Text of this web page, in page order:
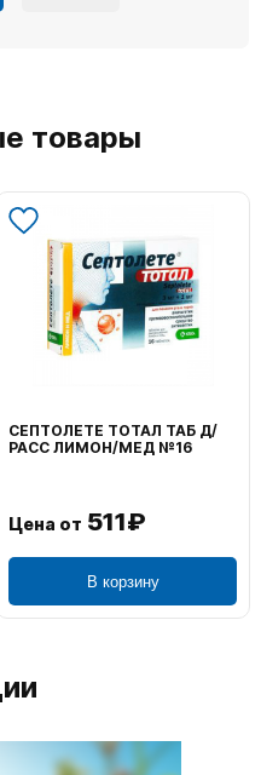
товары
ТАБ Д/
№16
ВОЛЬТАРЕН
НАРУЖ 2% 100Г
Цена от